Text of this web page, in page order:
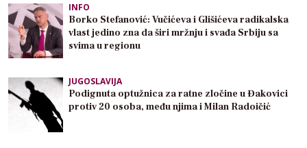
INFO
Borko Stefanović: Vučićeva i Glišićeva radikalska
vlast jedino zna da širi mržnju i svađa Srbiju sa
svima u regionu
JUGOSLAVIJA
Podignuta optužnica za ratne zločine u Đakovici
protiv 20 osoba, među njima i Milan Radoičić